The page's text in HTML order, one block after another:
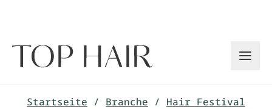
Startseite / Branche / Hair Festival